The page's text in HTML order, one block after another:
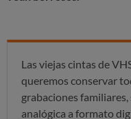
Las viejas cintas de
queremos conservar
grabaciones
analógica a formato